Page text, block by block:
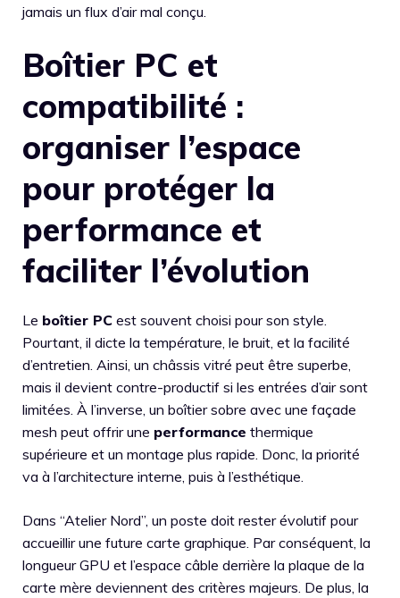
jamais un flux d’air mal conçu.
Boîtier PC et
compatibilité :
organiser l’espace
pour protéger la
performance et
faciliter l’évolution
Le boîtier PC est souvent choisi pour son style.
Pourtant, il dicte la température, le bruit, et la facilité
d’entretien. Ainsi, un châssis vitré peut être superbe,
mais il devient contre-productif si les entrées d’air sont
limitées. À l’inverse, un boîtier sobre avec une façade
mesh peut offrir une performance thermique
supérieure et un montage plus rapide. Donc, la priorité
va à l’architecture interne, puis à l’esthétique.
Dans “Atelier Nord”, un poste doit rester évolutif pour
accueillir une future carte graphique. Par conséquent, la
longueur GPU et l’espace câble derrière la plaque de la
carte mère deviennent des critères majeurs. De plus, la